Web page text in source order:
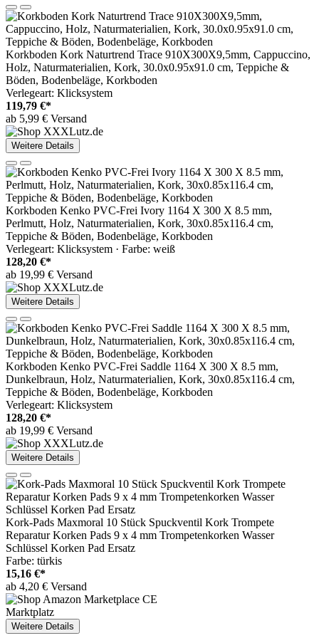
Korkboden Kork Naturtrend Trace 910X300X9,5mm, Cappuccino,
Holz, Naturmaterialien, Kork, 30.0x0.95x91.0 cm, Teppiche &
Böden, Bodenbeläge, Korkboden
Verlegeart: Klicksystem
119,79 €*
ab 5,99 € Versand
Weitere Details
Korkboden Kenko PVC-Frei Ivory 1164 X 300 X 8.5 mm,
Perlmutt, Holz, Naturmaterialien, Kork, 30x0.85x116.4 cm,
Teppiche & Böden, Bodenbeläge, Korkboden
Verlegeart: Klicksystem · Farbe: weiß
128,20 €*
ab 19,99 € Versand
Weitere Details
Korkboden Kenko PVC-Frei Saddle 1164 X 300 X 8.5 mm,
Dunkelbraun, Holz, Naturmaterialien, Kork, 30x0.85x116.4 cm,
Teppiche & Böden, Bodenbeläge, Korkboden
Verlegeart: Klicksystem
128,20 €*
ab 19,99 € Versand
Weitere Details
Kork-Pads Maxmoral 10 Stück Spuckventil Kork Trompete
Reparatur Korken Pads 9 x 4 mm Trompetenkorken Wasser
Schlüssel Korken Pad Ersatz
Farbe: türkis
15,16 €*
ab 4,20 € Versand
Marktplatz
Weitere Details